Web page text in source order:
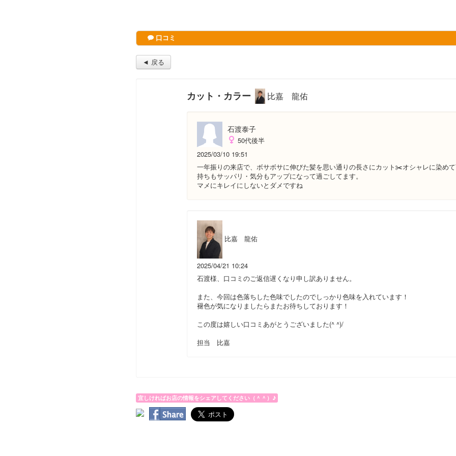
口コミ
◄ 戻る
カット・カラー 比嘉 龍佑
石渡泰子
50代後半
2025/03/10 19:51
一年振りの来店で、ボサボサに伸びた髪を思い通りの長さにカット✂️オシャレに染め
持ちもサッパリ・気分もアップになって過ごしてます。
マメにキレイにしないとダメですね
比嘉 龍佑
2025/04/21 10:24
石渡様、口コミのご返信遅くなり申し訳ありません。
また、今回は色落ちした色味でしたのでしっかり色味を入れています！
褪色が気になりましたらまたお待ちしております！
この度は嬉しい口コミあがとうございました(^ ^)/
担当 比嘉
宜しければお店の情報をシェアしてください（＾＾）♪